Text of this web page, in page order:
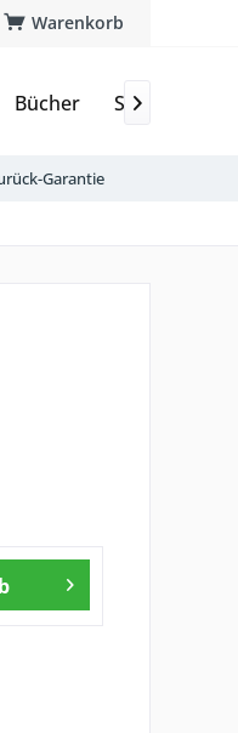
Warenkorb
Bücher 
Garantie